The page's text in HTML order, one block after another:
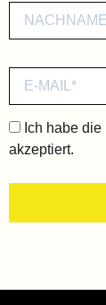
Ich habe die
akzeptiert.